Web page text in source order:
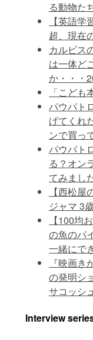
る動物た
【英語
超、現在
カルピス
は一体ど
か・・・
「こども
パウパト
げてくれ
ンで買っ
パウパト
る？オン
てみまし
【西松
ジャマ 3
【100均
の魚のパ
一緒にで
『映画
の発明シ
サコッシュ
Interview